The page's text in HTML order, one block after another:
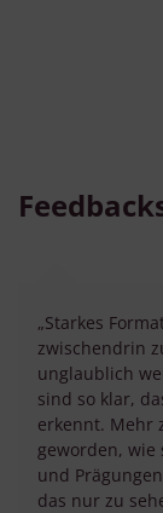
„Starkes
zwischendrin
unglaublich
sind so klar,
erkennt. Mehr
geworden,
und
das nur zu